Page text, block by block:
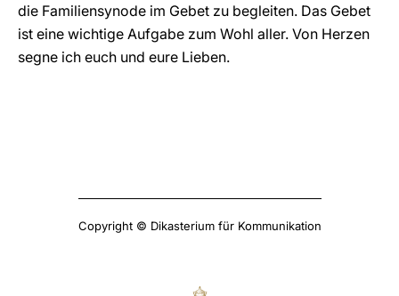
die Familiensynode im Gebet zu begleiten. Das Gebet
ist eine wichtige Aufgabe zum Wohl aller. Von Herzen
segne ich euch und eure Lieben.
Copyright © Dikasterium für Kommunikation